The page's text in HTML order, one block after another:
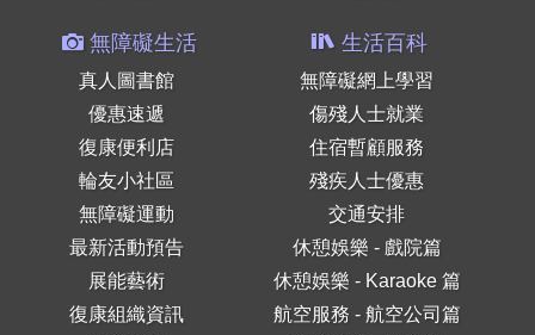
無障礙生活
真人圖書館
優惠速遞
復康便利店
輪友小社區
無障礙運動
最新活動預告
展能藝術
復康組織資訊
生活百科
無障礙網上學習
傷殘人士就業
住宿暫顧服務
殘疾人士優惠
交通安排
休憩娛樂 - 戲院篇
休憩娛樂 - Karaoke 篇
航空服務 - 航空公司篇